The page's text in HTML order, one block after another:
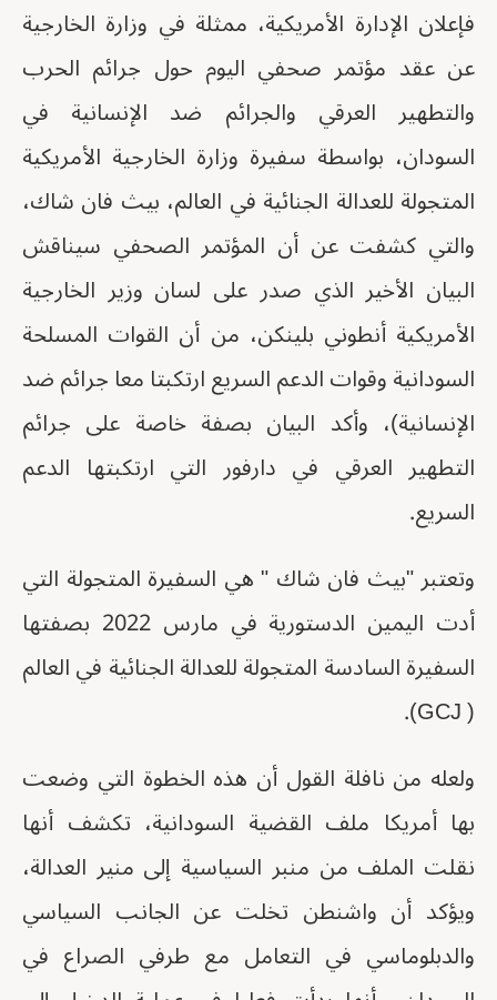
فإعلان الإدارة الأمريكية، ممثلة في وزارة الخارجية
عن عقد مؤتمر صحفي اليوم حول جرائم الحرب
والتطهير العرقي والجرائم ضد الإنسانية في
السودان، بواسطة سفيرة وزارة الخارجية الأمريكية
المتجولة للعدالة الجنائية في العالم، بيث فان شاك،
والتي كشفت عن أن المؤتمر الصحفي سيناقش
البيان الأخير الذي صدر على لسان وزير الخارجية
الأمريكية أنطوني بلينكن، من أن القوات المسلحة
السودانية وقوات الدعم السريع ارتكبتا معا جرائم ضد
الإنسانية)، وأكد البيان بصفة خاصة على جرائم
التطهير العرقي في دارفور التي ارتكبتها الدعم
السريع.
وتعتبر "بيث فان شاك " هي السفيرة المتجولة التي
أدت اليمين الدستورية في مارس 2022 بصفتها
السفيرة السادسة المتجولة للعدالة الجنائية في العالم
( GCJ).
ولعله من نافلة القول أن هذه الخطوة التي وضعت
بها أمريكا ملف القضية السودانية، تكشف أنها
نقلت الملف من منبر السياسية إلى منير العدالة،
ويؤكد أن واشنطن تخلت عن الجانب السياسي
والدبلوماسي في التعامل مع طرفي الصراع في